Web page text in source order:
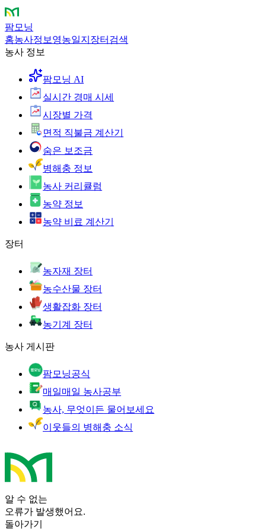
팜모닝
홈농사정보 영농일지 장터 검색
농사 정보
팜모닝 AI
실시간 경매 시세
시장별 가격
면적 직불금 계산기
숨은 보조금
병해충 정보
농사 커리큘럼
농약 정보
농약 비료 계산기
장터
농자재 장터
농수산물 장터
생활잡화 장터
농기계 장터
농사 게시판
팜모닝공식
매일매일 농사공부
농사, 무엇이든 물어보세요
이웃들의 병해충 소식
알 수 없는
오류가 발생했어요.
돌아가기